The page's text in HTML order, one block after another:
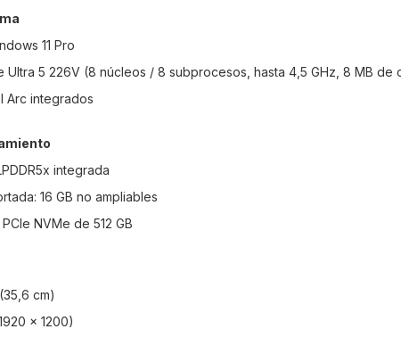
11 Pro
Ultra 5 226V (8 núcleos / 8 subprocesos, hasta 4,5 GHz, 8 MB de
Arc integrados
integrada
16 GB no ampliables
NVMe de 512 GB
cm)
x 1200)